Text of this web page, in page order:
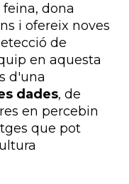
dona
i ofereix noves
de
en aquesta
d'una
dades, de
en percebin
que pot